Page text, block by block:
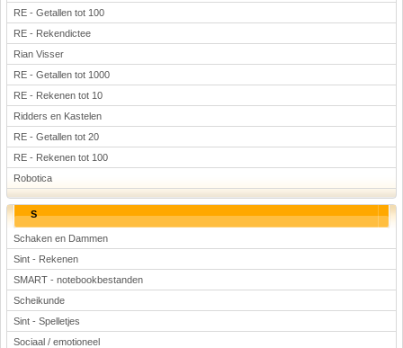
RE - Getallen tot 100
RE - Rekendictee
Rian Visser
RE - Getallen tot 1000
RE - Rekenen tot 10
Ridders en Kastelen
RE - Getallen tot 20
RE - Rekenen tot 100
Robotica
S
Schaken en Dammen
Sint - Rekenen
SMART - notebookbestanden
Scheikunde
Sint - Spelletjes
Sociaal / emotioneel